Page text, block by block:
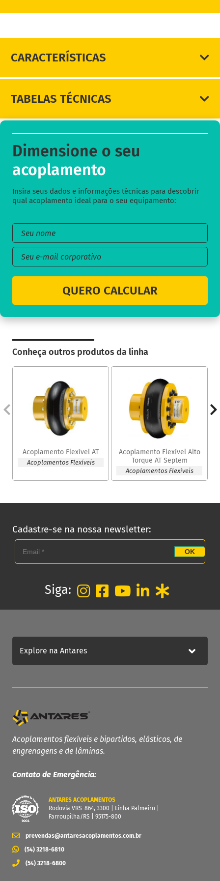
DIMENSIONE SEU ACOPLAMENTO
CARACTERÍSTICAS
TABELAS TÉCNICAS
Dimensione o seu
acoplamento
Insira seus dados e informações técnicas para descobrir
qual acoplamento ideal para o seu equipamento:
QUERO CALCULAR
Conheça outros produtos da linha
Acoplamento Flexível AT
Acoplamentos Flexíveis
Acoplamento Flexível Alto
Torque AT Septem
Acoplamentos Flexíveis
Cadastre-se na nossa newsletter:
OK
Siga:
Acoplamentos flexíveis e bipartidos, elásticos, de
engrenagens e de lâminas.
Contato de Emergência:
ANTARES ACOPLAMENTOS
Rodovia VRS-864, 3300 | Linha Palmeiro |
Farroupilha/RS | 95175-800
prevendas@antaresacoplamentos.com.br
(54) 3218-6810
(54) 3218-6800
Explore na Antares
PRODUTOS ANTARES
Linha Completa
Acoplamentos Flexíveis
Acoplamentos Elásticos
Acoplamento de Lâminas
Contra Recuos
MAIS
Garantia
Catálogo
Dimensione seu acoplamento
Central de Downloads